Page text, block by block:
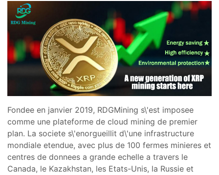
Fondee en janvier 2019, RDGMining s\'est imposee
comme une plateforme de cloud mining de premier
plan. La societe s\'enorgueillit d\'une infrastructure
mondiale etendue, avec plus de 100 fermes minieres et
centres de donnees a grande echelle a travers le
Canada, le Kazakhstan, les Etats-Unis, la Russie et